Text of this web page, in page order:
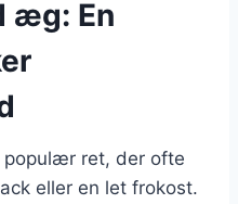
æg: En
ret, der ofte
eller en let frokost.